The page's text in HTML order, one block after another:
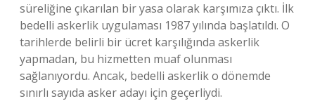
süreliğine çıkarılan bir yasa olarak karşımıza çıktı. İlk
bedelli askerlik uygulaması 1987 yılında başlatıldı. O
tarihlerde belirli bir ücret karşılığında askerlik
yapmadan, bu hizmetten muaf olunması
sağlanıyordu. Ancak, bedelli askerlik o dönemde
sınırlı sayıda asker adayı için geçerliydi.